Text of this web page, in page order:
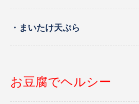
・まいたけ天ぷら
お豆腐でヘルシー